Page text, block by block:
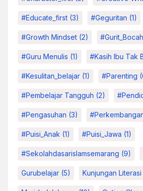
#educate_first (3) #Geguritan (1)
#growth Mindset (2) #Gurit_Bocah
#Guru Menulis (1) #kasih Ibu Tak
#kesulitan_belajar (1) #parenting
#pembelajar Tangguh (2)
#pengasuhan (3)
#Puisi_Anak (1) #Puisi_Jawa (1)
#sekolahdasarislamsemarang (9)
Gurubelajar (5) Kunjungan Literasi